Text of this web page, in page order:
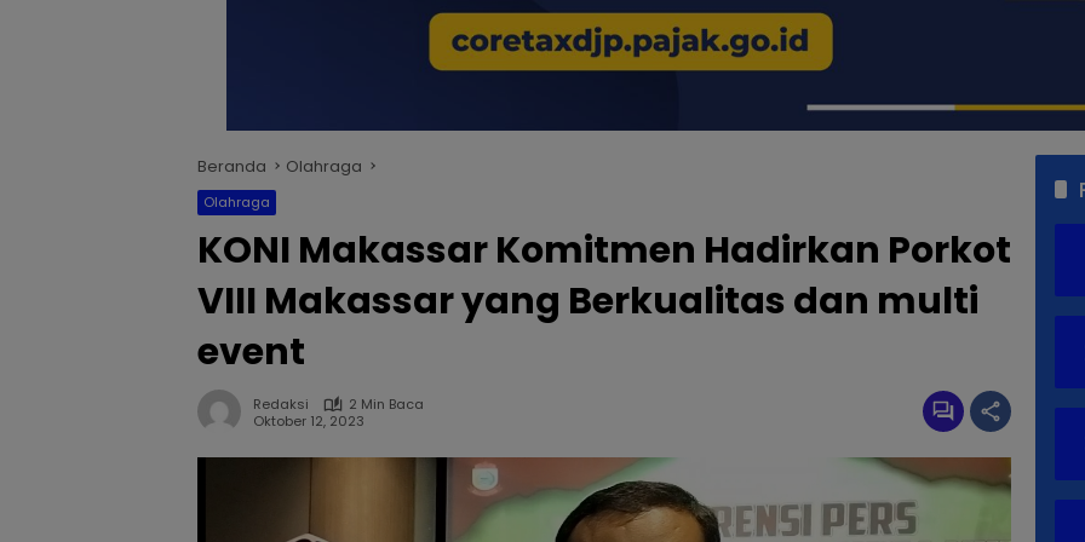
Beranda Olahraga
Olahraga
KONI Makassar Komitmen Hadirkan Porkot
VIII Makassar yang Berkualitas dan multi
event
Redaksi
2 Min Baca
Oktober 12, 2023